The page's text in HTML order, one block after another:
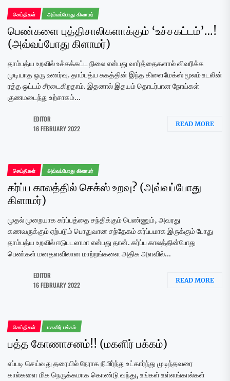
செய்திகள் அவ்வப்போது கிளாமர்
பெண்களை புத்திசாலிகளாக்கும் ‘உச்சகட்டம்’…!
(அவ்வப்போது கிளாமர்)
தாம்பத்ய உறவில் உச்சக்கட்ட நிலை என்பது வார்த்தைகளால் விவரிக்க
முடியாத ஒரு உணர்வு. தாம்பத்ய சுகத்தின் இந்த கிளைமேக்ஸ் மூலம் உடலின்
ரத்த ஒட்டம் சீரடைகிறதாம். இதனால் இதயம் தொடர்பான நோய்கள்
குணமடைந்து உற்சாகம்...
EDITOR
16 FEBRUARY 2022
READ MORE
செய்திகள் அவ்வப்போது கிளாமர்
கர்ப்ப காலத்தில் செக்ஸ் உறவு? (அவ்வப்போது
கிளாமர்)
முதல் முறையாக கர்ப்பத்தை சந்திக்கும் பெண்ணும், அவரது
கணவருக்கும் ஏற்படும் பொதுவான சந்தேகம் கர்ப்பமாக இருக்கும் போது
தாம்பத்ய உறவில் ஈடுபடலாமா என்பது தான். கர்ப்ப காலத்தின்போது
பெண்கள் மனதளவிலான மாற்றங்களை அதிக அளவில்...
EDITOR
16 FEBRUARY 2022
READ MORE
செய்திகள் மகளிர் பக்கம்
பத்த கோணாசனம்!! (மகளிர் பக்கம்)
எப்படி செய்வது தரையில் நேராக நிமிர்ந்து உட்கார்ந்து முடிந்தவரை
கால்களை மிக நெருக்கமாக கொண்டு வந்து, உங்கள் உள்ளங்கால்கள்